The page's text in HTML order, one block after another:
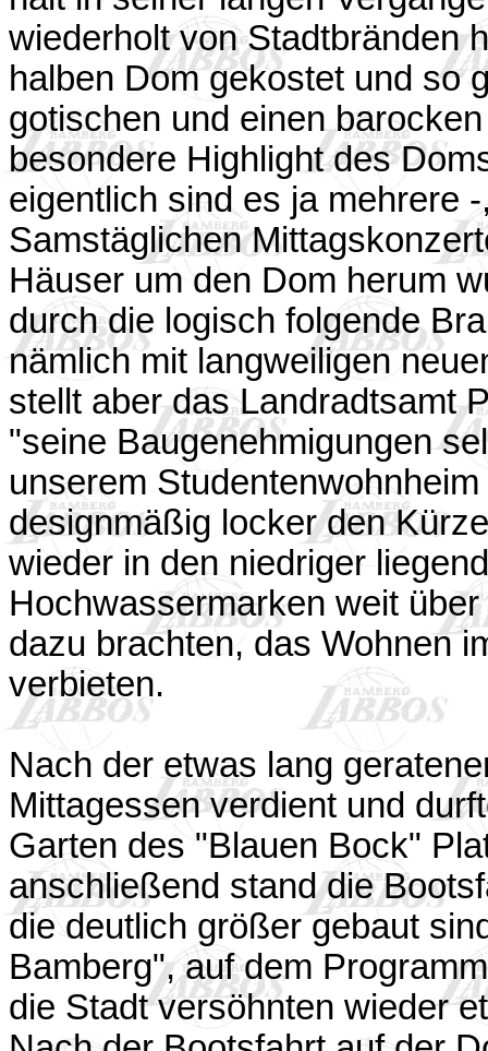
wiederholt von Stadtbränden
halben Dom gekostet und so
gotischen und einen
besondere Highlight des
eigentlich sind es ja mehrere
Samstäglichen
Häuser um den Dom herum
durch die logisch folgende
nämlich mit langweiligen
stellt aber das Landradtsamt
"seine Baugenehmigungen
unserem
designmäßig locker den
wieder in den niedriger
Hochwassermarken weit
dazu brachten, das Wohnen
verbieten.
Nach der etwas lang
Mittagessen verdient und
Garten des "Blauen Bock"
anschließend stand die
die deutlich größer gebaut
Bamberg", auf dem
die Stadt versöhnten wieder